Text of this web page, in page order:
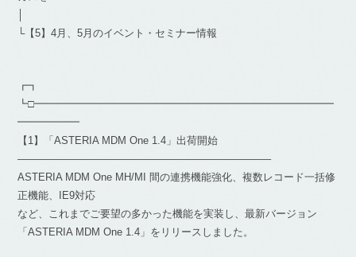
└【5】4月、5月のイベント・セミナー情報
┏┓
┗□━━━━━━━━━━━━━━━━━━━━━━━━━━━━━
━━━━━━
【1】「ASTERIA MDM One 1.4」出荷開始
————————————————————————–
ASTERIA MDM One MH/MI 間の連携機能強化、複数レコード一括修
正機能、IE9対応
など、これまでご要望の多かった機能を実装し、最新バージョン
「ASTERIA MDM One 1.4」をリリースしました。